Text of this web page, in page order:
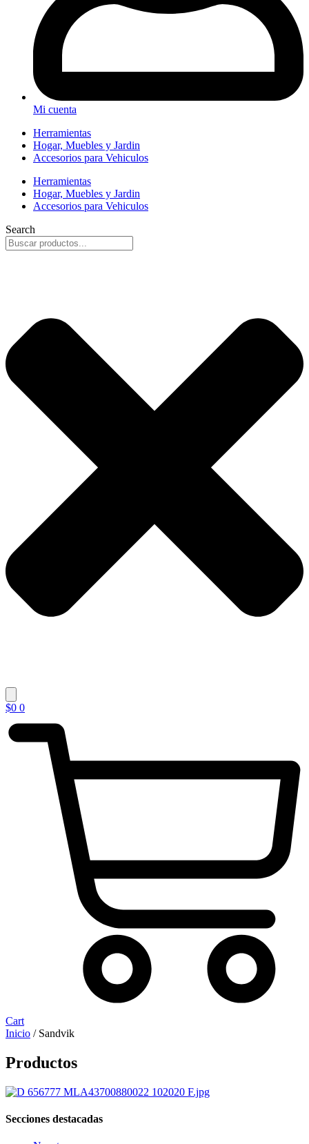
Mi cuenta
Herramientas
Hogar, Muebles y Jardin
Accesorios para Vehiculos
Herramientas
Hogar, Muebles y Jardin
Accesorios para Vehiculos
Search
$0 0
Cart
Inicio / Sandvik
Productos
Secciones destacadas